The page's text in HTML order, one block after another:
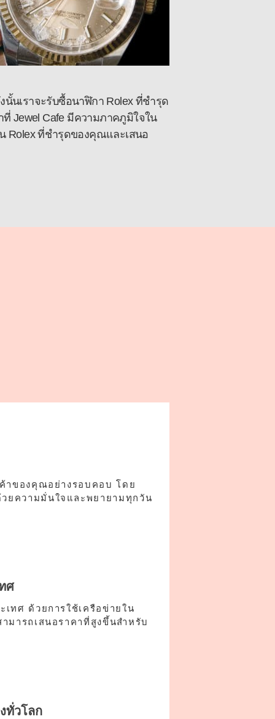
นั้นเราจะรับซื้อนาฬิกา Rolex ที่ชำรุด
Jewel Cafe มีความภาคภูมิใจใน
Rolex ที่ชำรุดของคุณและเสนอ
าของคุณอย่างรอบคอบ โดย
ยความมั่นใจและพยายามทุกวัน
ศ
เทศ ด้วยการใช้เครือข่ายใน
มารถเสนอราคาที่สูงขึ้นสำหรับ
ทั่วโลก